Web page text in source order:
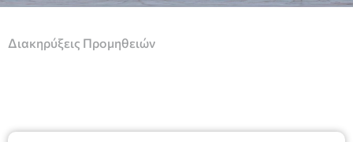
Διακηρύξεις Προμηθειών